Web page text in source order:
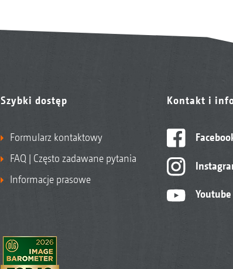
Szybki dostęp
Formularz kontaktowy
FAQ | Często zadawane pytania
Informacje prasowe
Kontakt i
Youtube